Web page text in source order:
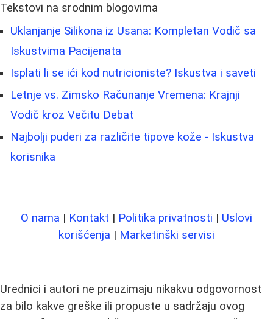
Tekstovi na srodnim blogovima
Uklanjanje Silikona iz Usana: Kompletan Vodič sa
Iskustvima Pacijenata
Isplati li se ići kod nutricioniste? Iskustva i saveti
Letnje vs. Zimsko Računanje Vremena: Krajnji
Vodič kroz Večitu Debat
Najbolji puderi za različite tipove kože - Iskustva
korisnika
O nama | Kontakt | Politika privatnosti | Uslovi
korišćenja | Marketinški servisi
Urednici i autori ne preuzimaju nikakvu odgovornost
za bilo kakve greške ili propuste u sadržaju ovog